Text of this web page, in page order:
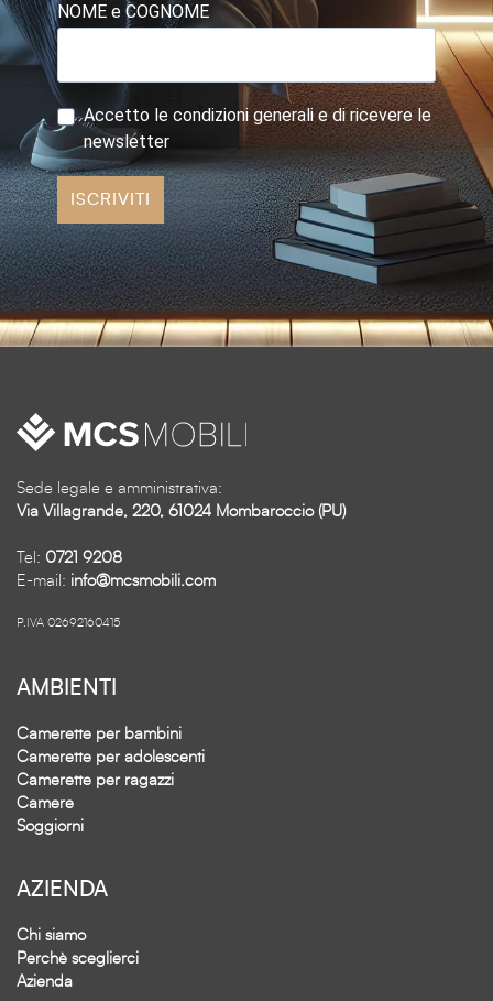
NOME e COGNOME
Accetto le condizioni generali e di ricevere le
newsletter
ISCRIVITI
Sede legale e amministrativa:
Via Villagrande, 220, 61024 Mombaroccio (PU)
Tel: 0721 9208
E-mail: info@mcsmobili.com
P.IVA 02692160415
AMBIENTI
Camerette per bambini
Camerette per adolescenti
Camerette per ragazzi
Camere
Soggiorni
AZIENDA
Chi siamo
Perchè sceglierci
Azienda